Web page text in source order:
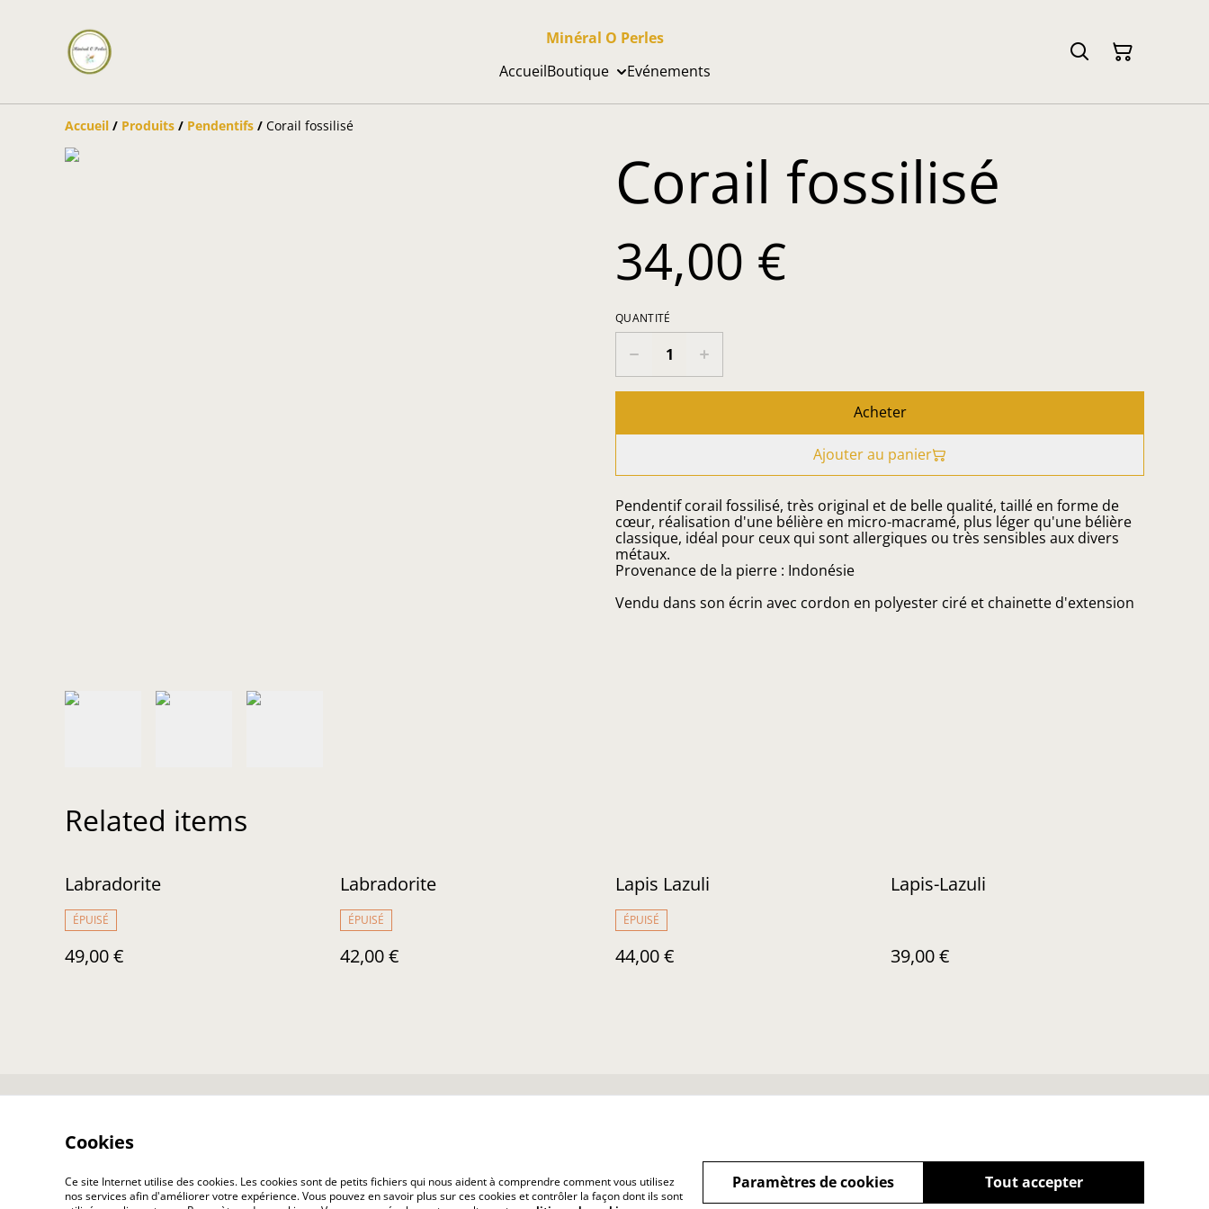
Minéral O Perles
AccueilBoutique Evénements
Accueil / Produits / Pendentifs / Corail fossilisé
Corail fossilisé
34,00 €
QUANTITÉ
Acheter
Ajouter au panier
Pendentif corail fossilisé, très original et de belle qualité, taillé en forme de
cœur, réalisation d'une bélière en micro-macramé, plus léger qu'une bélière
classique, idéal pour ceux qui sont allergiques ou très sensibles aux divers
métaux.
Provenance de la pierre : Indonésie
Vendu dans son écrin avec cordon en polyester ciré et chainette d'extension
Related items
Labradorite
ÉPUISÉ
49,00 €
Labradorite
ÉPUISÉ
42,00 €
Lapis Lazuli
ÉPUISÉ
44,00 €
Lapis-Lazuli
39,00 €
Cookies
Ce site Internet utilise des cookies. Les cookies sont de petits fichiers qui nous aident à comprendre comment vous utilisez
nos services afin d'améliorer votre expérience. Vous pouvez en savoir plus sur ces cookies et contrôler la façon dont ils sont
Tout accepter
Paramètres de cookies